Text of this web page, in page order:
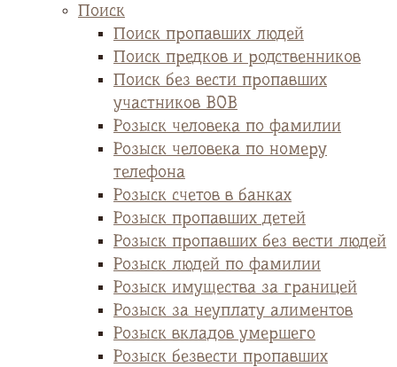
Поиск
Поиск пропавших людей
Поиск предков и родственников
Поиск без вести пропавших
участников ВОВ
Розыск человека по фамилии
Розыск человека по номеру
телефона
Розыск счетов в банках
Розыск пропавших детей
Розыск пропавших без вести людей
Розыск людей по фамилии
Розыск имущества за границей
Розыск за неуплату алиментов
Розыск вкладов умершего
Розыск безвести пропавших